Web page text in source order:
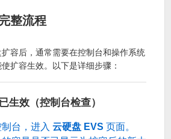
整流程
容后，通常需要在控制台和操作系统
扩容生效。以下是详细步骤：
生效（控制台检查）
台，进入 云硬盘 EVS 页面。